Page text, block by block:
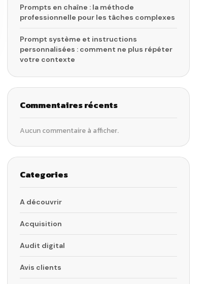
Prompts en chaîne : la méthode
professionnelle pour les tâches complexes
Prompt système et instructions
personnalisées : comment ne plus répéter
votre contexte
Commentaires récents
Aucun commentaire à afficher.
Categories
A découvrir
Acquisition
Audit digital
Avis clients